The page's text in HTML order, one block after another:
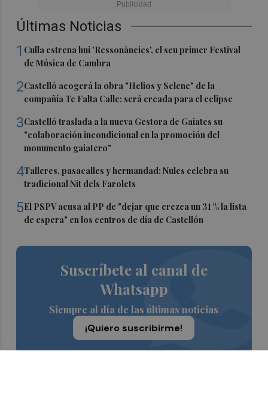
Últimas Noticias
1 Culla estrena hui 'Ressonàncies', el seu primer Festival
de Música de Cambra
2Castelló acogerá la obra "Helios y Selene" de la
compañía Te Falta Calle: será creada para el eclipse
3Castelló traslada a la nueva Gestora de Gaiates su
"colaboración incondicional en la promoción del
monumento gaiatero"
4Talleres, pasacalles y hermandad: Nules celebra su
tradicional Nit dels Farolets
5El PSPV acusa al PP de "dejar que crezca un 31 % la lista
de espera" en los centros de día de Castellón
Suscríbete al canal de
Whatsapp
Siempre al día de las últimas noticias
¡Quiero suscribirme!